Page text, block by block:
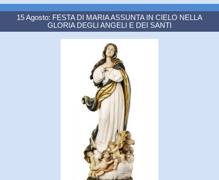
15 Agosto: FESTA DI MARIA ASSUNTA IN CIELO NELLA
GLORIA DEGLI ANGELI E DEI SANTI